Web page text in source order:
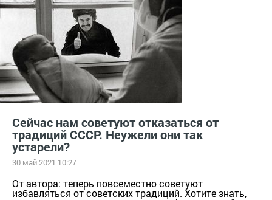
Сейчас нам советуют отказаться от
традиций СССР. Неужели они так
устарели?
30 май 2021 10:27
От автора: теперь повсеместно советуют
избавляться от советских традиций. Хотите знать,